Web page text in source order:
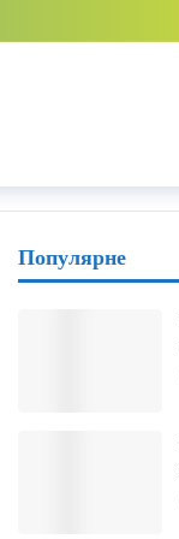
тому
Популярне